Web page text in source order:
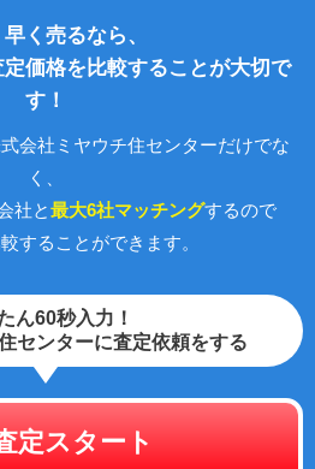
く売るなら、
価格を比較することが大切で
す！
会社ミヤウチ住センターだけでな
く、
社と最大6社マッチングするので
することができます。
ん60秒入力！
センターに査定依頼をする
定スタート